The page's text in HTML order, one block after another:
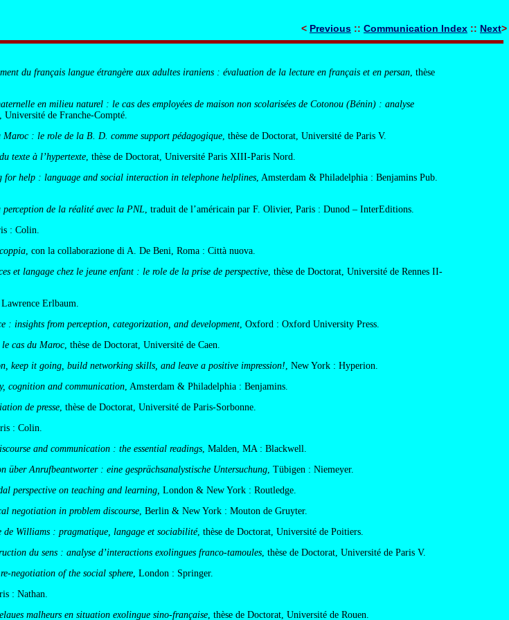
< Previous :: Communication Index :: Next>
du français langue étrangère aux adultes iraniens : évaluation de la lecture en français et en persan, thèse
en milieu naturel : le cas des employées de maison non scolarisées de Cotonou (Bénin) : analyse
Université de Franche-Compté.
Maroc : le role de la B. D. comme support pédagogique, thèse de Doctorat, Université de Paris V.
texte à l’hypertexte, thèse de Doctorat, Université Paris XIII-Paris Nord.
for help : language and social interaction in telephone helplines, Amsterdam & Philadelphia : Benjamins Pub.
de la réalité avec la PNL, traduit de l’américain par F. Olivier, Paris : Dunod – InterEditions.
: Colin.
, con la collaborazione di A. De Beni, Roma : Città nuova.
et langage chez le jeune enfant : le role de la prise de perspective, thèse de Doctorat, Université de Rennes II-
Erlbaum.
: insights from perception, categorization, and development, Oxford : Oxford University Press.
cas du Maroc, thèse de Doctorat, Université de Caen.
keep it going, build networking skills, and leave a positive impression!, New York : Hyperion.
cognition and communication, Amsterdam & Philadelphia : Benjamins.
de presse, thèse de Doctorat, Université de Paris-Sorbonne.
: Colin.
and communication : the essential readings, Malden, MA : Blackwell.
über Anrufbeantworter : eine gesprächsanalystische Untersuchung, Tübigen : Niemeyer.
perspective on teaching and learning,London & New York : Routledge.
negotiation in problem discourse, Berlin & New York : Mouton de Gruyter.
de Williams : pragmatique, langage et sociabilité, thèse de Doctorat, Université de Poitiers.
du sens : analyse d’interactions exolingues franco-tamoules, thèse de Doctorat, Université de Paris V.
negotiation of the social sphere, London : Springer.
: Nathan.
malheurs en situation exolingue sino-française, thèse de Doctorat, Université de Rouen.